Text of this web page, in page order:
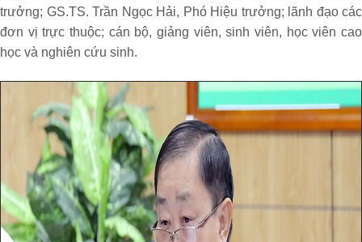
trưởng; GS.TS. Trần Ngọc Hải, Phó Hiệu trưởng; lãnh đạo các
đơn vị trực thuộc; cán bộ, giảng viên, sinh viên, học viên cao
học và nghiên cứu sinh.